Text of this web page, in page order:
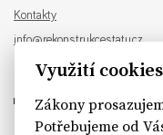
Kontakty
info@rekonstrukcestatu.cz
Návrh a vývoj: Sinfin , ilustrace:
Využití
Zákony
Potřebujeme od